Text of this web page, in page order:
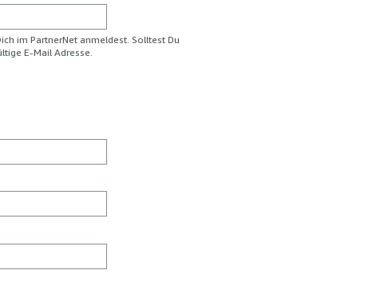
im PartnerNet anmeldest. Solltest Du
E-Mail Adresse.